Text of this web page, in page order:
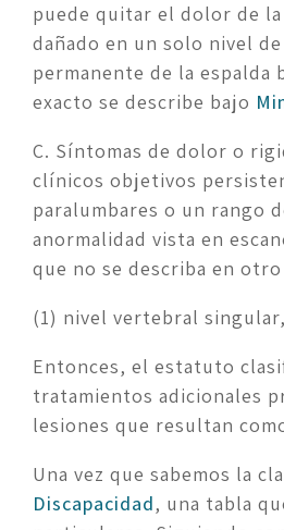
puede quitar el dolor de la
dañado en un solo nivel
permanente de la espalda
exacto se describe bajo
C. Síntomas de dolor o
clínicos objetivos
paralumbares o un rango
anormalidad vista en
que no se describa en
(1) nivel vertebral singular,
Entonces, el estatuto
tratamientos adicionales
lesiones que resultan
Una vez que sabemos la
Discapacidad, una tabla